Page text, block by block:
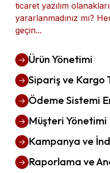
ticaret yazılım
yararlanmadınız mı?
geçin...
Ürün Yönetimi
Sipariş ve Kargo
Ödeme Sistemi
Müşteri Yönetimi
Kampanya ve
Raporlama ve